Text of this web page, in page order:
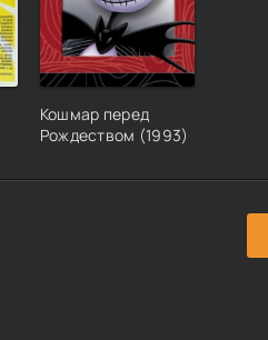
Кошмар перед
Рождеством (1993)